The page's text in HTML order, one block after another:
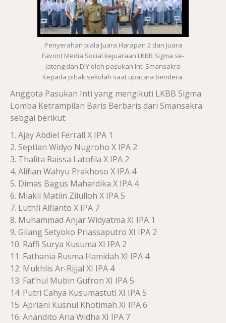
Penyerahan piala Juara Harapan 2 dan Juara
Favorit Media Social kejuaraan LKBB Sigma se-
Jateng dan DIY oleh pasukan Inti Smansakra
Kepada pihak sekolah saat upacara bendera.
Anggota Pasukan Inti yang mengikuti LKBB Sigma
Lomba Ketrampilan Baris Berbaris dari Smansakra
sebgai berikut:
1. Ajay Abdiel Ferrall X IPA 1
2. Septian Widyo Nugroho X IPA 2
3. Thalita Raissa Latofila X IPA 2
4. Alifian Wahyu Prakhoso X IPA 4
5. Dimas Bagus Mahardika X IPA 4
6. Miakil Matiin Zilulloh X IPA 5
7. Luthfi Alfianto X IPA 7
8. Muhammad Anjar Widyatma XI IPA 1
9. Gilang Setyoko Priassaputro XI IPA 2
10. Raffi Surya Kusuma XI IPA 2
11. Fathania Rusma Hamidah XI IPA 4
12. Mukhlis Ar-Rijjal XI IPA 4
13. Fat’hul Mubin Gufron XI IPA 5
14. Putri Cahya Kusumastuti XI IPA 5
15. Apriani Kusnul Khotimah XI IPA 6
16. Anandito Aria Widha XI IPA 7